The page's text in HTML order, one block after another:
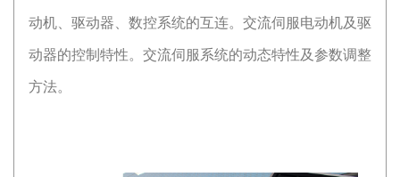
动机、驱动器、数控系统的互连。交流伺服电动机及驱
动器的控制特性。交流伺服系统的动态特性及参数调整
方法。